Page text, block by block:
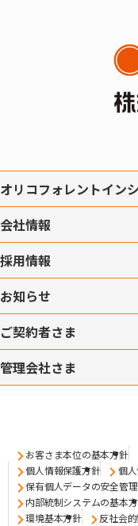
オリコフォレントイン
会社情報
採用情報
お知らせ
ご契約者さま
管理会社さま
お客さま本位の基本方針
個人情報保護方針
個
保有個人データの安全管
内部統制システムの基本
環境基本方針
反社会